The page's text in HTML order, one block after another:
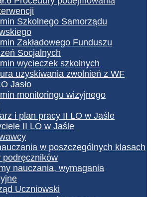
Szkolnego Samorządu
Zakładowego Funduszu
Socjalnych
wycieczek szkolnych
uzyskiwania zwolnień z WF
Jasło
monitoringu wizyjnego
i plan pracy II LO w Jaśle
II LO w Jaśle
w poszczególnych klasach
podręczników
nauczania, wymagania
Uczniowski